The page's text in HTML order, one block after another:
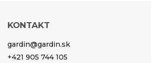
KONTAKT
gardin@gardin.sk
+421 905 744 105